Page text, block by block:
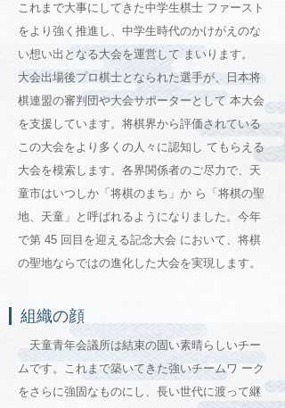
これまで大事にしてきた中学生棋士 ファースト
をより強く推進し、中学生時代のかけがえのな
い想い出となる大会を運営して まいります。
大会出場後プロ棋士となられた選手が、日本将
棋連盟の審判団や大会サポーターとして 本大会
を支援しています。将棋界から評価されている
この大会をより多くの人々に認知し てもらえる
大会を模索します。各界関係者のご尽力で、天
童市はいつしか「将棋のまち」か ら「将棋の聖
地、天童」と呼ばれるようになりました。今年
で第 45 回目を迎える記念大会 において、将棋
の聖地ならではの進化した大会を実現します。
組織の顔
天童青年会議所は結束の固い素晴らしいチー
ムです。これまで築いてきた強いチームワ ーク
をさらに強固なものにし、長い世代に渡って継